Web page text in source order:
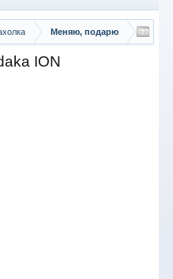
ны, ТМ, барахолка Меняю, подарю
ION